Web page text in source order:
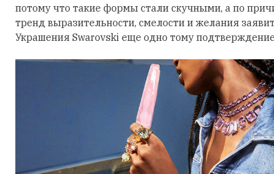
потому что такие формы стали скучными, а по
тренд выразительности, смелости и желания
Украшения Swarovski еще одно тому